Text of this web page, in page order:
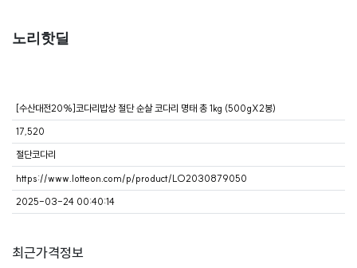
노리핫딜
[수산대전20%]코다리밥상 절단 순살 코다리 명태 총 1kg (500gX2봉)
17,520
절단코다리
https://www.lotteon.com/p/product/LO2030879050
2025-03-24 00:40:14
최근가격정보